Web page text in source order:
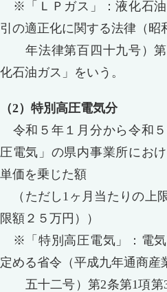
※「ＬＰガス」：液化石油
引の適正化に関する法律（昭
年法律第百四十九号）第
化石油ガス」をいう。
（2）特別高圧電気分
令和５年１月分から令和
圧電気」の県内事業所にお
単価を乗じた額
（ただし1ヶ月当たりの上
限額２５万円））
※「特別高圧電気」：電気
定める省令（平成九年通商産
五十二号）第2条第1項第3